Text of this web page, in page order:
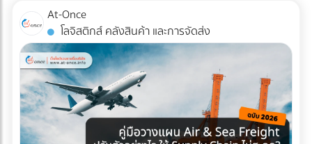
ป้องกันอุบัติเหตุ เหมาะกับใคร?: อาคารที่มีรูปทรงตัว L อยู่แล้ว,
คลังสินค้าที่ต้องการแยกประเภทรถบรรทุกขาเข้าและขาออกแบบ
เด็ดขาด (เช่น รถเทรลเลอร์ส่งของเข้าทางด้านหน้า รถกระบะรับ
ของออกทางด้านข้าง) เช็กลิสต์: เลือก Layout แบบไหนให้ตอบ
โจทย์ที่สุด? หากคุณกำลังจะสร้างคลังสินค้าใหม่ หรือรีโนเวทคลัง
เดิม ลองใช้ 3 คำถามนี้เป็นตัวกรองครับ: ลักษณะอาคารของคุณ
เป็นแบบไหน? (หากมีประตูฝั่งเดียว = บังคับตัว U, หากมีประตู
หน้า-หลัง = ทำตัว I ได้) คุณใช้รถโฟล์คลิฟต์กี่คัน? (ถ้างบจำกัด
แต่ยังทำให้ข้อมูลวิ่งตรงเข้าสู่ระบบของสรรพากรอย่างแม่นยำและ
ไร้รอยต่อ 3. กระทบยอด (Reconcile) บัญชีและสต็อกสินค้า
อย่างสม่ำเสมอ ข้อผิดพลาดสุดคลาสสิกของ SME คือการ "ดอง
เอกสาร" ไว้ทำทีเดียวตอนสิ้นปี ซึ่งในยุคที่สรรพากรเห็นข้อมูล e-
Payment ของคุณแทบจะแบบ Real-time การรอแก้ปัญหาตอน
สิ้นปีถือว่าสายเกินไป วิธีแก้: ต้องทำการ "กระทบยอดบัญชี"
ระหว่าง Statement ธนาคาร กับสมุดบัญชีรายวันเป็นประจำ "ทุก
เดือน" รวมถึงต้องมีการนับสต็อกสินค้าให้ตรงกับตัวเลขในระบบ
At-Once
โลจิสติกส์ คลังสินค้า และการจัดส่ง